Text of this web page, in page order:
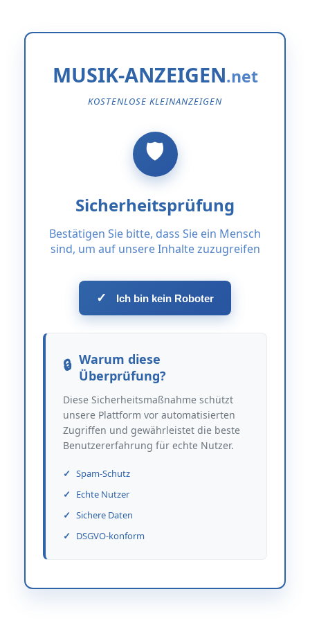
MUSIK-ANZEIGEN
KOSTENLOSE KLEINANZEIGEN
Sicherheitsprüfung
Bestätigen Sie bitte, dass Sie ein Mensch
sind, um auf unsere Inhalte zuzugreifen
✓ Ich bin kein Roboter
Warum diese
Überprüfung?
Diese Sicherheitsmaßnahme schützt
unsere Plattform vor automatisierten
Zugriffen und gewährleistet die beste
Benutzererfahrung für echte Nutzer.
Spam-Schutz
Echte Nutzer
Sichere Daten
DSGVO-konform